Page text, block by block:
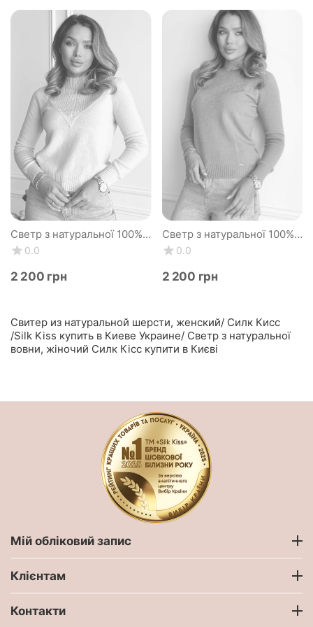
Свитер из натуральной шерсти, женский/ Силк Кисс
/Silk Kiss купить в Киеве Украине/ Светр з натуральної
вовни, жіночий Силк Кісс купити в Києві
Светр з натуральної 100%
вовни жіночий, білий
айворі вовняний Silk KIss
0.0
‍2 200‍ грн
Светр з натуральної 100%
вовни жіночий, блакитний
вовняний Silk KIss
0.0
‍2 200‍ грн
Мій обліковий запис
Клієнтам
Контакти